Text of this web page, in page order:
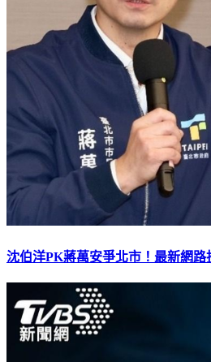
沈伯洋PK蔣萬安爭北市！最新網